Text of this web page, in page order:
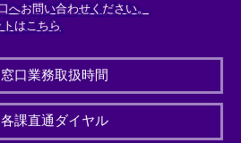
へお問い合わせください。
はこちら
窓口業務取扱時間
各課直通ダイヤル